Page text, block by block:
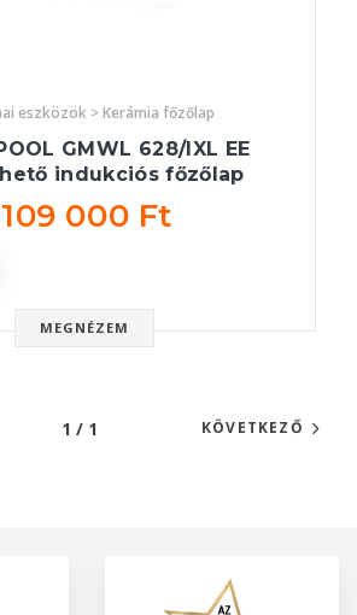
eszközök > Kerámia főzőlap
GMWL 628/IXL EE
indukciós főzőlap
109 000 Ft
MEGNÉZEM
1 / 1 KÖVETKEZŐ